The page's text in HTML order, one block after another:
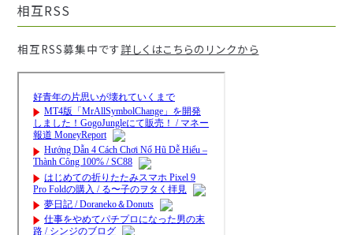
相互RSS
相互RSS募集中です詳しくはこちらのリンクから